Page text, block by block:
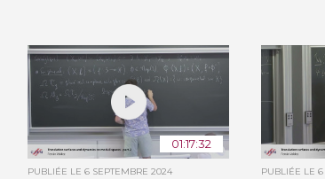
01:17:32
PUBLIÉE LE6 SEPTEMBRE 2024 PUBLIÉE LE 6